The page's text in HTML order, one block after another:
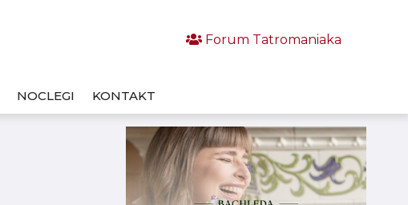
Forum Tatromaniaka
NOCLEGI KONTAKT